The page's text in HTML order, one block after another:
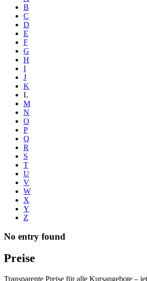
B
C
D
E
F
G
H
I
J
K
L
M
N
O
P
Q
R
S
T
U
V
W
X
Y
Z
No entry found
Preise
Transparente Preise für alle Kursangebote –